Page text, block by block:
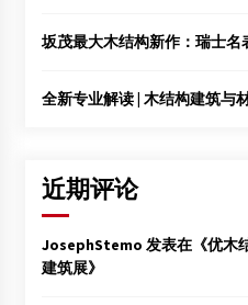
坂茂最大木结构新作：瑞士
全新专业解读 | 木结构建筑与
近期评论
JosephStemo 发表在《优木
建筑展》